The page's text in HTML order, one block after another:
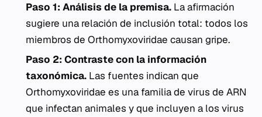
Paso 1: Análisis de la premisa. La afirmación
sugiere una relación de inclusión total: todos los
miembros de Orthomyxoviridae causan gripe.
Paso 2: Contraste con la información
taxonómica. Las fuentes indican que
Orthomyxoviridae es una familia de virus de ARN
que infectan animales y que incluyen a los virus